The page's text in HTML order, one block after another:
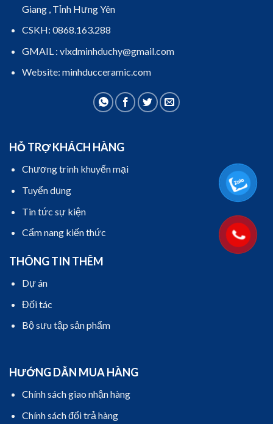
Giang , Tỉnh Hưng Yên
CSKH: 0868.163.288
GMAIL : vlxdminhduchy@gmail.com
Website: minhducceramic.com
HỖ TRỢ KHÁCH HÀNG
Chương trình khuyến mại
Tuyển dụng
Tin tức sự kiện
Cẩm nang kiến thức
THÔNG TIN THÊM
Dự án
Đối tác
Bộ sưu tập sản phẩm
HƯỚNG DẪN MUA HÀNG
Chính sách giao nhận hàng
Chính sách đổi trả hàng